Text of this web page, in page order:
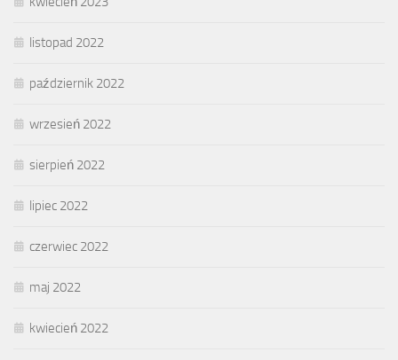
listopad 2022
październik 2022
wrzesień 2022
sierpień 2022
lipiec 2022
czerwiec 2022
maj 2022
kwiecień 2022